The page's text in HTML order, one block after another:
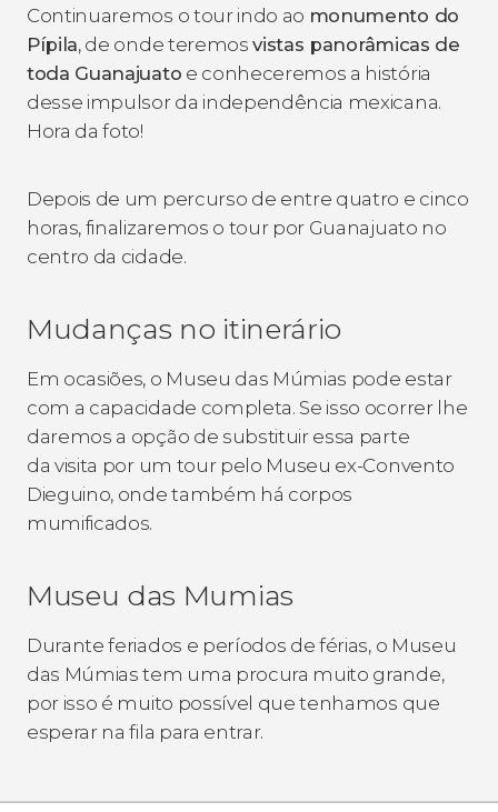
Continuaremos o tour indo ao monumento do
Pípila, de onde teremosvistas panorâmicas de
toda Guanajuato e conheceremos a história
desse impulsor da independência mexicana.
Hora da foto!
Depois de um percurso de entre quatro e cinco
horas, finalizaremos o tour por Guanajuato no
centro da cidade.
Mudanças no itinerário
Em ocasiões, o Museu das Múmias pode estar
com a capacidade completa. Se isso ocorrer lhe
daremos a opção de substituir essa parte
da visita por um tour pelo Museu ex-Convento
Dieguino, onde também há corpos
mumificados.
Museu das Mumias
Durante feriados e períodos de férias, o Museu
das Múmias tem uma procura muito grande,
por isso é muito possível que tenhamos que
esperar na fila para entrar.